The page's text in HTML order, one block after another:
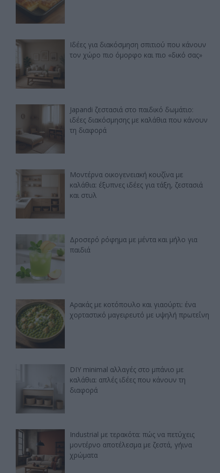
Ιδέες για διακόσμηση σπιτιού που κάνουν
τον χώρο πιο όμορφο και πιο «δικό σας»
Japandi ζεστασιά στο παιδικό δωμάτιο:
ιδέες διακόσμησης με καλάθια που κάνουν
τη διαφορά
Μοντέρνα οικογενειακή κουζίνα με
καλάθια: έξυπνες ιδέες για τάξη, ζεστασιά
και στυλ
Δροσερό ρόφημα με μέντα και μήλο για
παιδιά
Αρακάς με κοτόπουλο και γιαούρτι: ένα
χορταστικό μαγειρευτό με υψηλή πρωτεΐνη
DIY minimal αλλαγές στο μπάνιο με
καλάθια: απλές ιδέες που κάνουν τη
διαφορά
Industrial με τερακότα: πώς να πετύχεις
μοντέρνο αποτέλεσμα με ζεστά, γήινα
χρώματα